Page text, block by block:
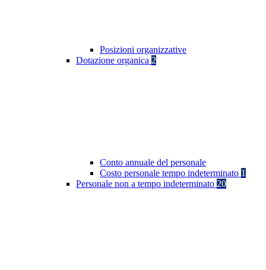
Posizioni organizzative
Dotazione organica 2
Conto annuale del personale
Costo personale tempo indeterminato 1
Personale non a tempo indeterminato 20